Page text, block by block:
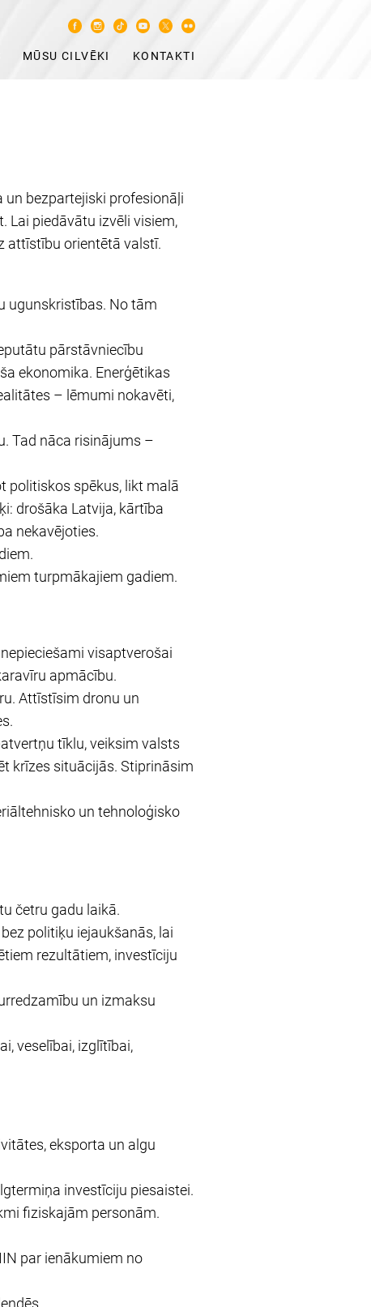
MŪSU CILVĒKI KONTAKTI
un bezpartejiski profesionāļi
Lai piedāvātu izvēli visiem,
attīstību orientētā valstī.
ugunskristības. No tām
pārstāvniecību
ekonomika. Enerģētikas
– lēmumi nokavēti,
Tad nāca risinājums –
politiskos spēkus, likt malā
drošāka Latvija, kārtība
nekavējoties.
turpmākajiem gadiem.
visaptverošai
apmācību.
Attīstīsim dronu un
tīklu, veiksim valsts
krīzes situācijās. Stiprināsim
un tehnoloģisko
četru gadu laikā.
politiķu iejaukšanās, lai
rezultātiem, investīciju
un izmaksu
veselībai, izglītībai,
eksporta un algu
investīciju piesaistei.
fiziskajām personām.
par ienākumiem no